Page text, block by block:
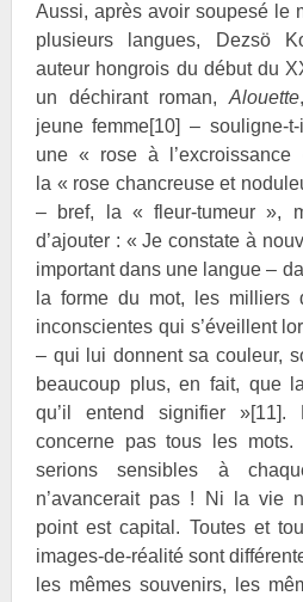
Aussi, après avoir soupesé le
plusieurs langues, Dezsö
auteur hongrois du début du
un déchirant roman, Alouette
jeune femme[10] – souligne-
une « rose à
la « rose chancreuse et
– bref, la « fleur-tumeur »,
d’ajouter : « Je constate à
important dans une langue –
la forme du mot, les milliers
inconscientes qui s’éveillent
– qui lui donnent sa couleur,
beaucoup plus, en fait, que
qu’il entend signifier »[11].
concerne pas tous les mots.
serions sensibles à
n’avancerait pas ! Ni la vie
point est capital. Toutes et
images-de-réalité sont
les mêmes souvenirs, les